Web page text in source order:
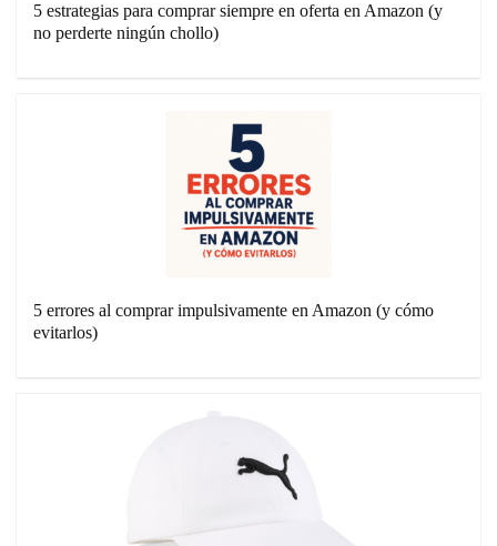
5 estrategias para comprar siempre en oferta en Amazon (y
no perderte ningún chollo)
5 errores al comprar impulsivamente en Amazon (y cómo
evitarlos)